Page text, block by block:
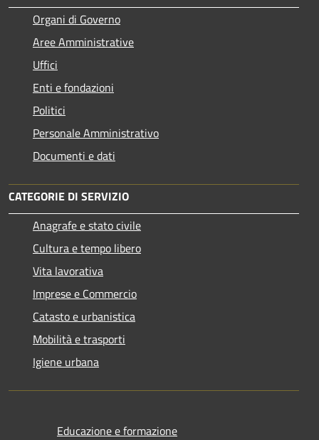
Organi di Governo
Aree Amministrative
Uffici
Enti e fondazioni
Politici
Personale Amministrativo
Documenti e dati
CATEGORIE DI SERVIZIO
Anagrafe e stato civile
Cultura e tempo libero
Vita lavorativa
Imprese e Commercio
Catasto e urbanistica
Mobilità e trasporti
Igiene urbana
Educazione e formazione